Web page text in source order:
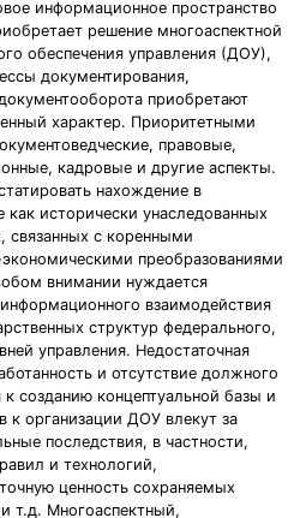
информационное пространство
решение многоаспектной
обеспечения управления (ДОУ),
документирования,
приобретают
характер. Приоритетными
правовые,
кадровые и другие аспекты.
нахождение в
исторически унаследованных
связанных с коренными
преобразованиями
внимании нуждается
взаимодействия
структур федерального,
управления. Недостаточная
и отсутствие должного
к созданию концептуальной базы и
к организации ДОУ влекут за
последствия, в частности,
и технологий,
ценность сохраняемых
т.д. Многоаспектный,